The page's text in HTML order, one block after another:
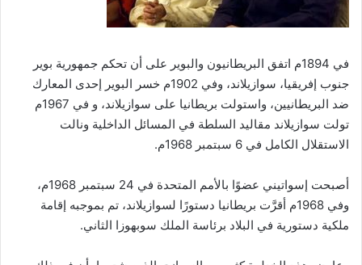
في 1894م اتفق البريطانيون والبوير على أن تحكم جمهورية بوير
جنوب إفريقيا، سوازيلاند، وفي 1902م خسر البوير إحدى المعارك
ضد البريطانيين، واستولت بريطانيا على سوازيلاند، و في 1967م
تولت سوازيلاند مقاليد السلطة في المسائل الداخلية ونالت
الاستقلال الكامل في 6 سبتمبر 1968م.
أصبحت إسواتيني عضوًا بالأمم المتحدة في 24 سبتمبر 1968م،
وفي 1968م أقرَّت بريطانيا دستورًا لسوازيلاند، تم بموجبه إقامة
ملكية دستورية في البلاد برئاسة الملك سوبهوزا الثاني.